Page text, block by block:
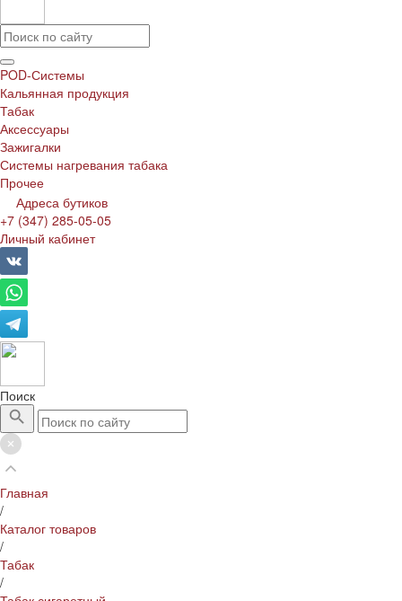
POD-Системы
Кальянная продукция
Табак
Аксессуары
Зажигалки
Системы нагревания табака
Прочее
Адреса бутиков
+7 (347) 285-05-05
Личный кабинет
Поиск
Главная
/
Каталог товаров
/
Табак
/